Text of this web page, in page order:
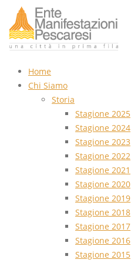
Home
Chi Siamo
Storia
Stagione 2025
Stagione 2024
Stagione 2023
Stagione 2022
Stagione 2021
Stagione 2020
Stagione 2019
Stagione 2018
Stagione 2017
Stagione 2016
Stagione 2015